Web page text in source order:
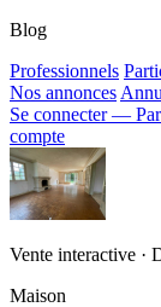
Blog
Professionnels
Nos annonces
Se connecter —
compte
Vente interactive ·
Maison